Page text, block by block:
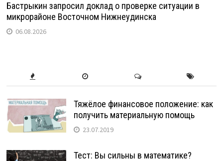
Бастрыкин запросил доклад о проверке ситуации в
микрорайоне Восточном Нижнеудинска
06.08.2026
Тяжёлое финансовое положение: как
получить материальную помощь
23.07.2019
Тест: Вы сильны в математике?